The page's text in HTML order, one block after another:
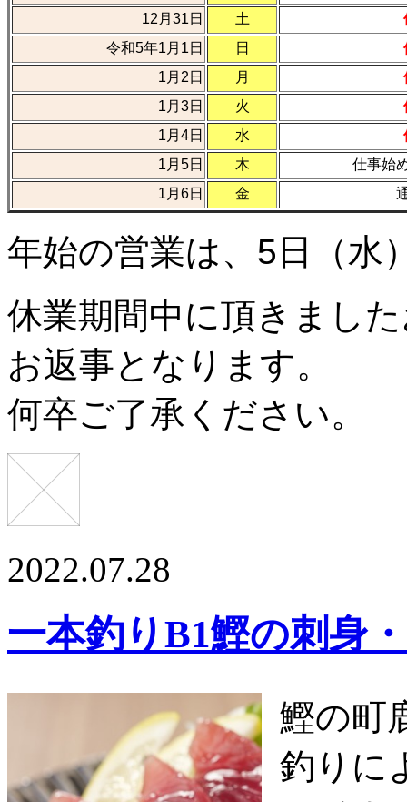
12月31日
土
令和5年1月1日
日
1月2日
月
1月3日
火
1月4日
水
1月5日
木
仕事始
1月6日
金
年始の営業は、5日（水
休業期間中に頂きまし
お返事となります。
何卒ご了承ください。
2022.07.28
一本釣りB1鰹の刺身
鰹の町
釣りに